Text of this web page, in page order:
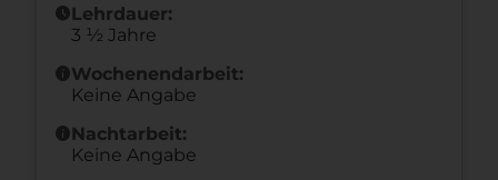
scheduleLehrdauer:
3 ½ Jahre
infoWochenendarbeit:
Keine Angabe
infoNachtarbeit:
Keine Angabe